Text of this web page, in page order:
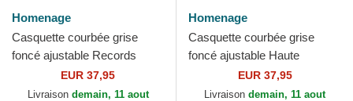
Homenage
Casquette courbée grise
foncé ajustable Records
Music Shapes Identity The
90s Homenage
EUR 37,95
Livraison demain, 11 aout
Homenage
Casquette courbée grise
foncé ajustable Haute
Merchandising The 90s
Homenage
EUR 37,95
Livraison demain, 11 aout